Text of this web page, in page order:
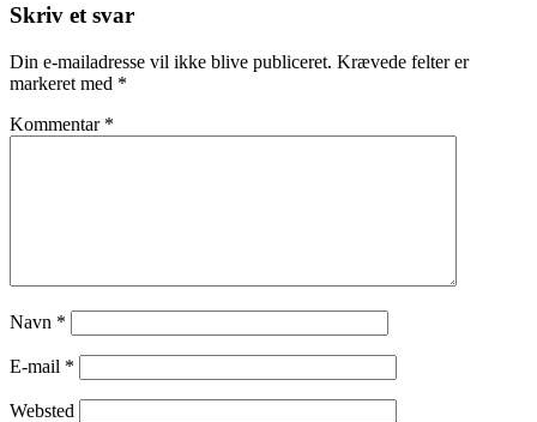
Skriv et svar
Din e-mailadresse vil ikke blive publiceret. Krævede felter er
markeret med *
Kommentar *
Navn *
E-mail *
Websted